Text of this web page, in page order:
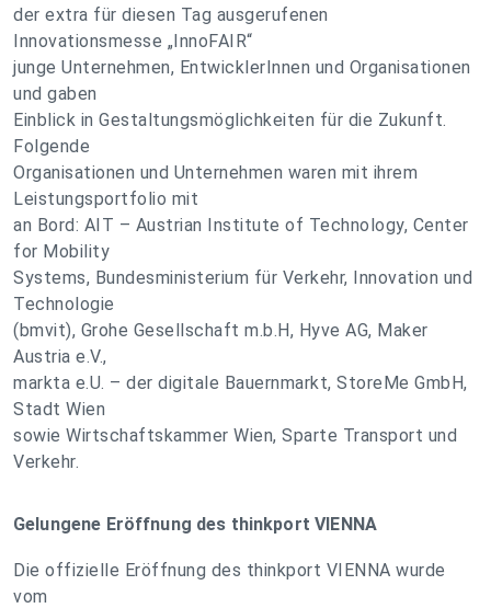
der extra für diesen Tag ausgerufenen
Innovationsmesse „InnoFAIR“
junge Unternehmen, EntwicklerInnen und Organisationen
und gaben
Einblick in Gestaltungsmöglichkeiten für die Zukunft.
Folgende
Organisationen und Unternehmen waren mit ihrem
Leistungsportfolio mit
an Bord: AIT – Austrian Institute of Technology, Center
for Mobility
Systems, Bundesministerium für Verkehr, Innovation und
Technologie
(bmvit), Grohe Gesellschaft m.b.H, Hyve AG, Maker
Austria e.V.,
markta e.U. – der digitale Bauernmarkt, StoreMe GmbH,
Stadt Wien
sowie Wirtschaftskammer Wien, Sparte Transport und
Verkehr.
Gelungene Eröffnung des thinkport VIENNA
Die offizielle Eröffnung des thinkport VIENNA wurde
vom